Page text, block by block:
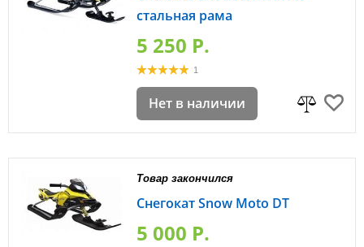
стальная рама
5 250 P.
1
Нет в наличии
Товар закончился
Снегокат Snow Moto DT
5 000 P.